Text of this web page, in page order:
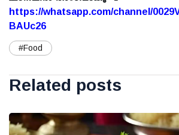
https://whatsapp.com/channel/
BAUc26
#Food
Related posts